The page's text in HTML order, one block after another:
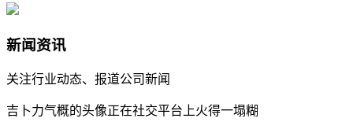
新闻资讯
关注行业动态、报道公司新闻
吉卜力气概的头像正在社交平台上火得一塌糊